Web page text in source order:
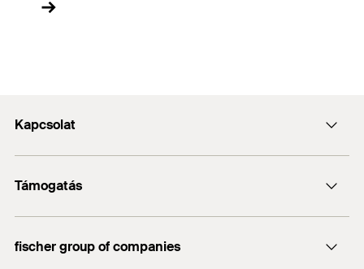
Kapcsolat
info@fischerhungary.hu
+36 1 347 9754
Támogatás
Műszaki dokumentumok letöltése
fischer group of companies